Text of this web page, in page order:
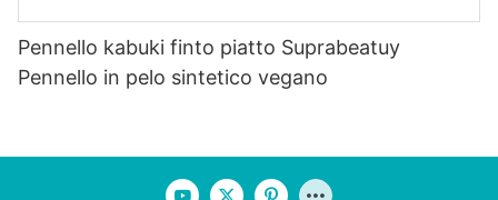
Pennello kabuki finto piatto Suprabeatuy
Pennello in pelo sintetico vegano